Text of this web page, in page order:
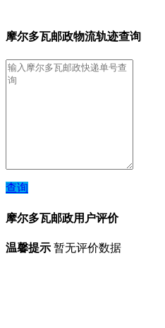
摩尔多瓦邮政物流轨迹查询
查询
摩尔多瓦邮政用户评价
温馨提示 暂无评价数据